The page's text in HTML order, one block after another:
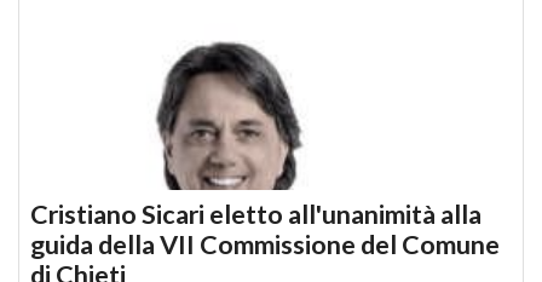
Cristiano Sicari eletto all'unanimità alla
guida della VII Commissione del Comune
di Chieti